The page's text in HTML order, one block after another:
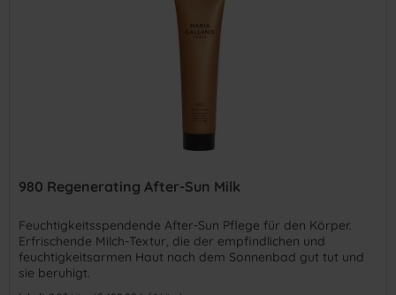
980 Regenerating After-Sun Milk
Feuchtigkeitsspendende After-Sun Pflege für den Körper.
Erfrischende Milch-Textur, die der empfindlichen und
feuchtigkeitsarmen Haut nach dem Sonnenbad gut tut und
sie beruhigt.